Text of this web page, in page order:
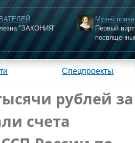
"ЗАКОНИЯ"
Музей права
Первый
Спецпроекты
рублей за
счета